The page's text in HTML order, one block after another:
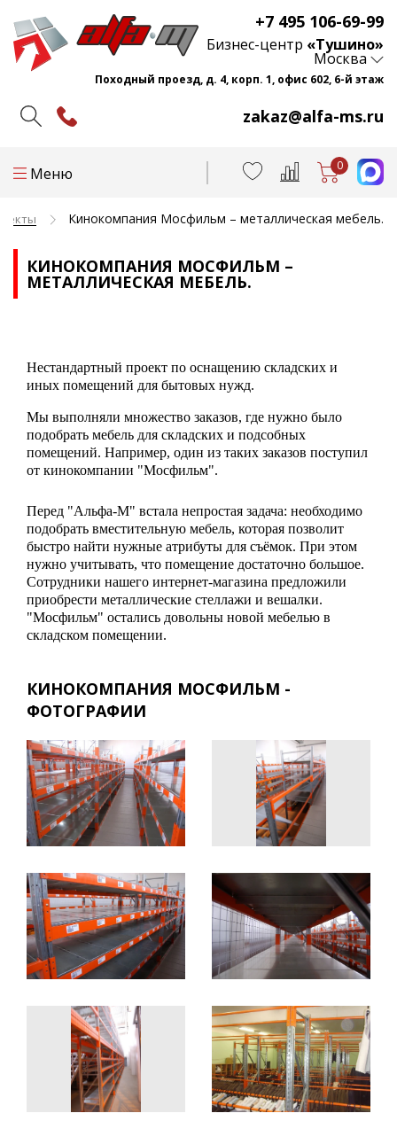
+7 495 106-69-99
zakaz@alfa-ms.ru
Бизнес-центр «Тушино»
Москва
Походный проезд, д. 4, корп. 1, офис 602, 6-й этаж
Меню 0
Кинокомпания Мосфильм – металлическая мебель.
КИНОКОМПАНИЯ МОСФИЛЬМ –
МЕТАЛЛИЧЕСКАЯ МЕБЕЛЬ.
Нестандартный проект по оснащению складских и
иных помещений для бытовых нужд.
Мы выполняли множество заказов, где нужно было
подобрать мебель для складских и подсобных
помещений. Например, один из таких заказов поступил
от кинокомпании "Мосфильм".
Перед "Альфа-М" встала непростая задача: необходимо
подобрать вместительную мебель, которая позволит
быстро найти нужные атрибуты для съёмок. При этом
нужно учитывать, что помещение достаточно большое.
Сотрудники нашего интернет-магазина предложили
приобрести металлические стеллажи и вешалки.
"Мосфильм" остались довольны новой мебелью в
складском помещении.
КИНОКОМПАНИЯ МОСФИЛЬМ -
ФОТОГРАФИИ